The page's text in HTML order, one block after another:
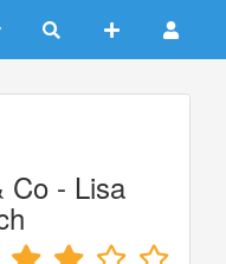
Co - Lisa